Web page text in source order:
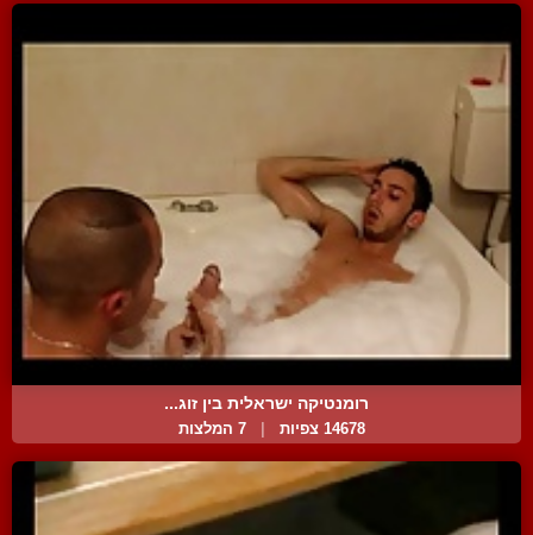
רומנטיקה ישראלית בין זוג...
14678 צפיות 7 המלצות